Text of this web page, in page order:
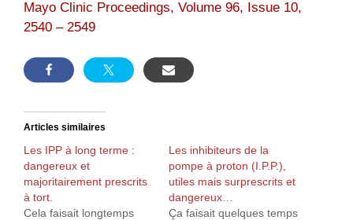
Mayo Clinic Proceedings, Volume 96, Issue 10,
2540 – 2549
Articles similaires
Les IPP à long terme :
dangereux et
majoritairement prescrits
à tort.
Cela faisait longtemps
Les inhibiteurs de la
pompe à proton (I.P.P.),
utiles mais surprescrits et
dangereux…
Ça faisait quelques temps